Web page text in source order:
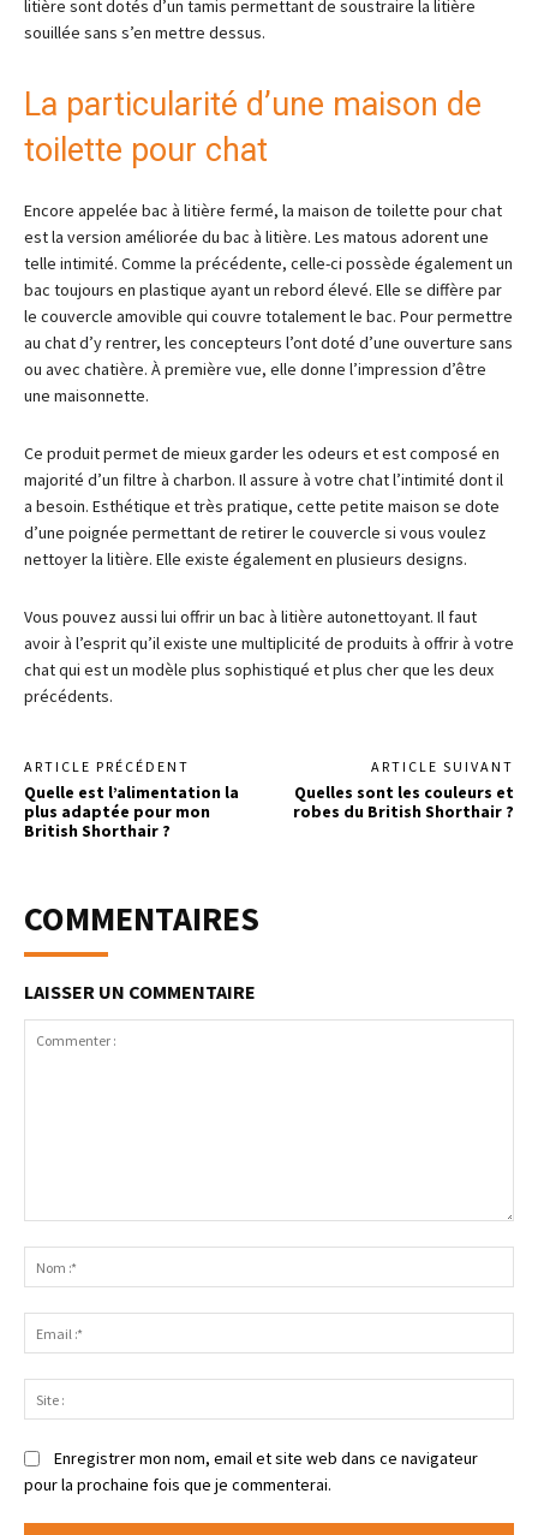
litière sont dotés d’un tamis permettant de soustraire la litière
souillée sans s’en mettre dessus.
La particularité d’une maison de
toilette pour chat
Encore appelée bac à litière fermé, la maison de toilette pour chat
est la version améliorée du bac à litière. Les matous adorent une
telle intimité. Comme la précédente, celle-ci possède également un
bac toujours en plastique ayant un rebord élevé. Elle se diffère par
le couvercle amovible qui couvre totalement le bac. Pour permettre
au chat d’y rentrer, les concepteurs l’ont doté d’une ouverture sans
ou avec chatière. À première vue, elle donne l’impression d’être
une maisonnette.
Ce produit permet de mieux garder les odeurs et est composé en
majorité d’un filtre à charbon. Il assure à votre chat l’intimité dont il
a besoin. Esthétique et très pratique, cette petite maison se dote
d’une poignée permettant de retirer le couvercle si vous voulez
nettoyer la litière. Elle existe également en plusieurs designs.
Vous pouvez aussi lui offrir un bac à litière autonettoyant. Il faut
avoir à l’esprit qu’il existe une multiplicité de produits à offrir à votre
chat qui est un modèle plus sophistiqué et plus cher que les deux
précédents.
ARTICLE PRÉCÉDENT
Quelle est l’alimentation la
plus adaptée pour mon
British Shorthair ?
ARTICLE SUIVANT
Quelles sont les couleurs et
robes du British Shorthair ?
COMMENTAIRES
LAISSER UN COMMENTAIRE
Enregistrer mon nom, email et site web dans ce navigateur
pour la prochaine fois que je commenterai.